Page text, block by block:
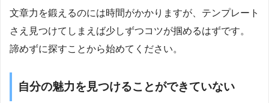
文章力を鍛えるのには時間がかかりますが、テンプレート
さえ見つけてしまえば少しずつコツが掴めるはずです。
諦めずに探すことから始めてください。
自分の魅力を見つけることができていない